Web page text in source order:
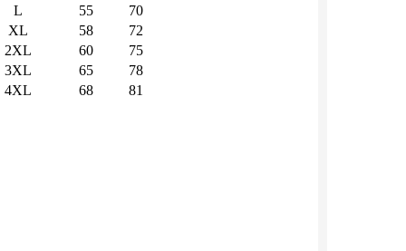
L
55
70
XL
58
72
2XL
60
75
3XL
65
78
4XL
68 81